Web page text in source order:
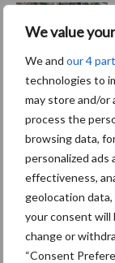
We value
We and our 4
technologies to
may store and/or
process the
browsing data,
personalized ads
effectiveness,
geolocation
your consent will
change or
“Consent